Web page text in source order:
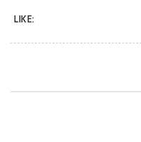
LIKE: